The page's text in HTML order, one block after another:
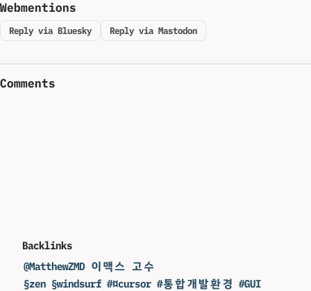
Webmentions
Reply via Bluesky Reply via Mastodon
Comments
Backlinks
@MatthewZMD 이맥스 고수
§zen §windsurf #¤cursor #통합개발환경 #GUI